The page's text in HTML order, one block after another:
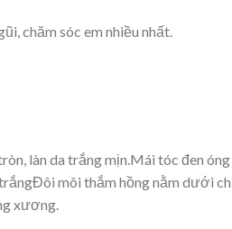
chăm sóc em nhiều nhất.
làn da trắng mịn.Mái tóc đen óng
môi thắm hồng nằm dưới
xương.